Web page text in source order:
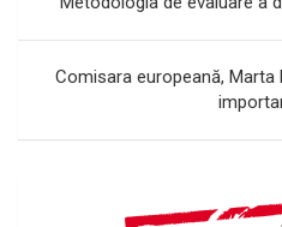
articole
Comisara europeană, Marta